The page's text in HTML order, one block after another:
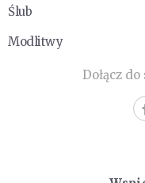
Ślub
Modlitwy
Dołącz